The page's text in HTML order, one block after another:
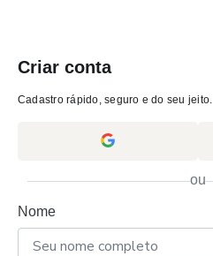
Criar conta
Cadastro rápido, seguro e do seu jeito.
ou
Nome